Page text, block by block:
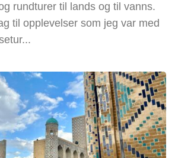
rundturer til lands og til vanns.
til opplevelser som jeg var med